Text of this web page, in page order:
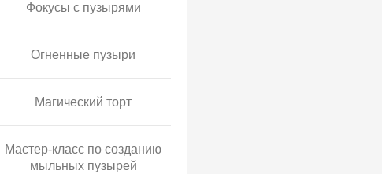
Фокусы с пузырями
Огненные пузыри
Магический торт
Мастер-класс по созданию
мыльных пузырей